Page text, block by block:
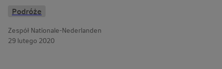
Podróże
Zespół Nationale-Nederlanden
29 lutego 2020